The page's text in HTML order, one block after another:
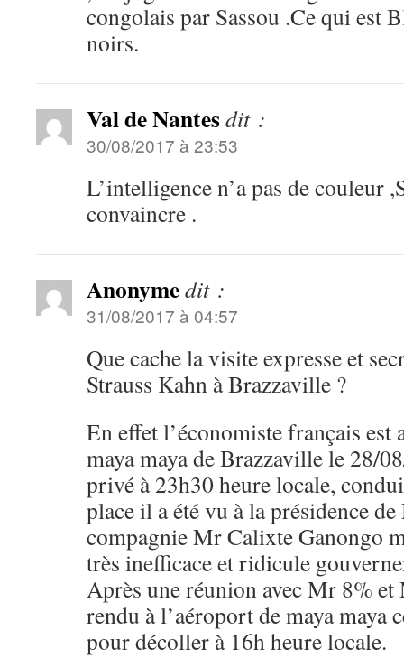
congolais par Sassou .Ce qui est
noirs.
Val de Nantesdit :
30/08/2017 à 23:53
L’intelligence n’a pas de couleur
convaincre .
Anonymedit :
31/08/2017 à 04:57
Que cache la visite expresse et
Strauss Kahn à Brazzaville ?
En effet l’économiste français est
maya maya de Brazzaville le 28/
privé à 23h30 heure locale,
place il a été vu à la présidence
compagnie Mr Calixte Ganongo
très inefficace et ridicule
Après une réunion avec Mr 8% et
rendu à l’aéroport de maya maya
pour décoller à 16h heure locale.